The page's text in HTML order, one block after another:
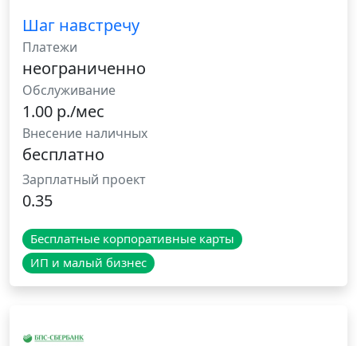
Шаг навстречу
Платежи
неограниченно
Обслуживание
1.00 р./мес
Внесение наличных
бесплатно
Зарплатный проект
0.35
Бесплатные корпоративные карты
ИП и малый бизнес